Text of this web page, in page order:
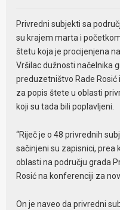
Privredni subjekti sa
su krajem marta i
štetu koja je procijenjena
Vršilac dužnosti načelnika
preduzetništvo Rade
za popis štete u oblasti
koji su tada bili poplavljeni.
“Riječ je o 48 privrednih
sačinjeni su zapisnici, prea
oblasti na području grada
Rosić na konferenciji za
On je naveo da privredni